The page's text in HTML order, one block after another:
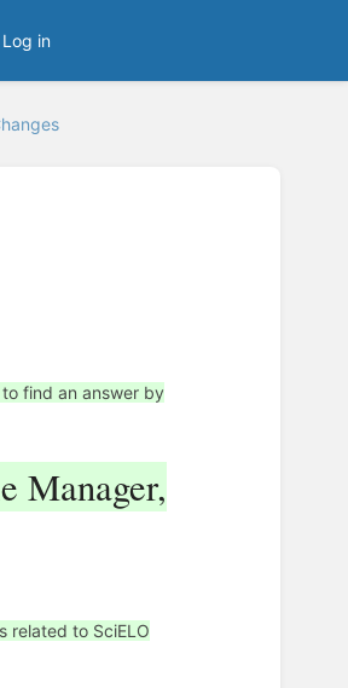
Log in
find an answer by
Manager,
related to SciELO